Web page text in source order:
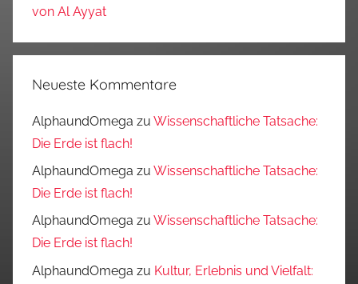
von Al Ayyat
Neueste Kommentare
AlphaundOmega zu Wissenschaftliche Tatsache:
Die Erde ist flach!
AlphaundOmega zu Wissenschaftliche Tatsache:
Die Erde ist flach!
AlphaundOmega zu Wissenschaftliche Tatsache:
Die Erde ist flach!
AlphaundOmega zu Kultur, Erlebnis und Vielfalt: